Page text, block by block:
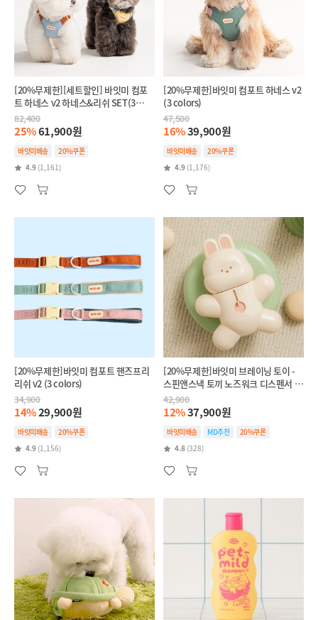
[20%무제한][세트할인] 바잇미 컴포
트 하네스 v2 하네스&리쉬 SET(3
colors)
82,400
25%61,900원
바잇미배송
20%쿠폰
4.9 (1,161)
[20%무제한]바잇미 컴포트 하네스 v2
(3 colors)
47,500
16%39,900원
바잇미배송
20%쿠폰
4.9 (1,176)
[20%무제한]바잇미 컴포트 핸즈프리
리쉬 v2 (3 colors)
34,900
14%29,900원
바잇미배송
20%쿠폰
4.9 (1,156)
[20%무제한]바잇미 브레이닝 토이 -
스핀앤스낵 토끼 노즈워크 디스펜서 장
난감
42,900
12%37,900원
바잇미배송 MD추천
20%쿠폰
4.8 (328)